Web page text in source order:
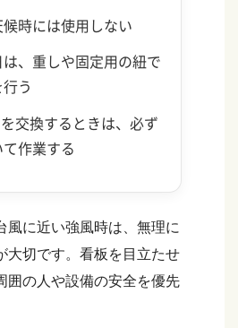
時には使用しない
、重しや固定用の紐で
う
交換するときは、必ず
作業する
風に近い強風時は、無理に
大切です。看板を目立たせ
囲の人や設備の安全を優先